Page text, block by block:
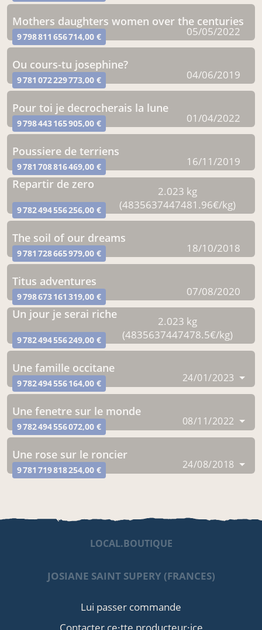
mothers daughters women over the centuries
9 798 811 656 714,00 € 05/05/2022
ou cours-tu josephine?
9 781 072 229 773,00 € 04/06/2019
pour toi je decrocherais la lune
9 798 443 165 905,00 € 01/04/2022
poussiere de terriens
9 781 708 816 469,00 € 16/11/2019
repartir de zero
9 782 494 556 256,00 €
2.023 kg
(4835637447481.96€/kg)
the soil of our dreams
9 781 728 665 979,00 € 18/10/2018
titus adventures
9 798 673 161 319,00 € 07/08/2020
un jour je serai riche
9 782 494 556 249,00 €
2.023 kg
(4835637447478.5€/kg)
une famille occitane
9 782 494 556 164,00 € 24/01/2023
une fenetre sur le monde
9 782 494 556 072,00 € 08/11/2022
une rose sur le roncier
9 781 719 818 254,00 € 24/08/2018
LOCAL.BOUTIQUE
JOSIANE SAINT SUPERY (FRANCES)
Lui passer commande